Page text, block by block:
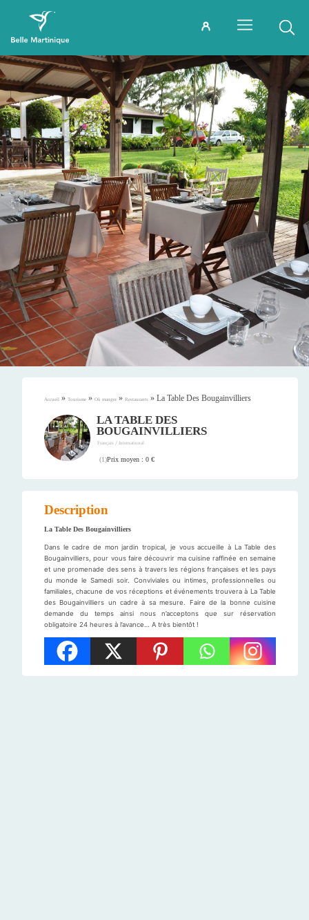
Accueil » Tourisme » Où manger » Restaurants » La Table Des Bougainvilliers
LA TABLE DES
BOUGAINVILLIERS
Français / International
(1)Prix moyen : 0 €
Description
La Table Des Bougainvilliers
Dans le cadre de mon jardin tropical, je vous accueille à La Table des
Bougainvilliers, pour vous faire découvrir ma cuisine raffinée en semaine
et une promenade des sens à travers les régions françaises et les pays
du monde le Samedi soir. Conviviales ou intimes, professionnelles ou
familiales, chacune de vos réceptions et événements trouvera à La Table
des Bougainvilliers un cadre à sa mesure. Faire de la bonne cuisine
demande du temps ainsi nous n’acceptons que sur réservation
obligatoire 24 heures à l’avance… A très bientôt !